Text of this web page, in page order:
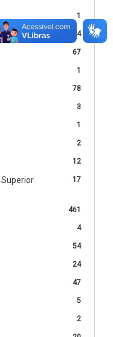
1
4
67
1
78
3
1
2
12
17
461
4
54
24
47
5
2